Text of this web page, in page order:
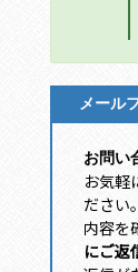
メール
お問い
お気軽
ださい。
内容を
にご返